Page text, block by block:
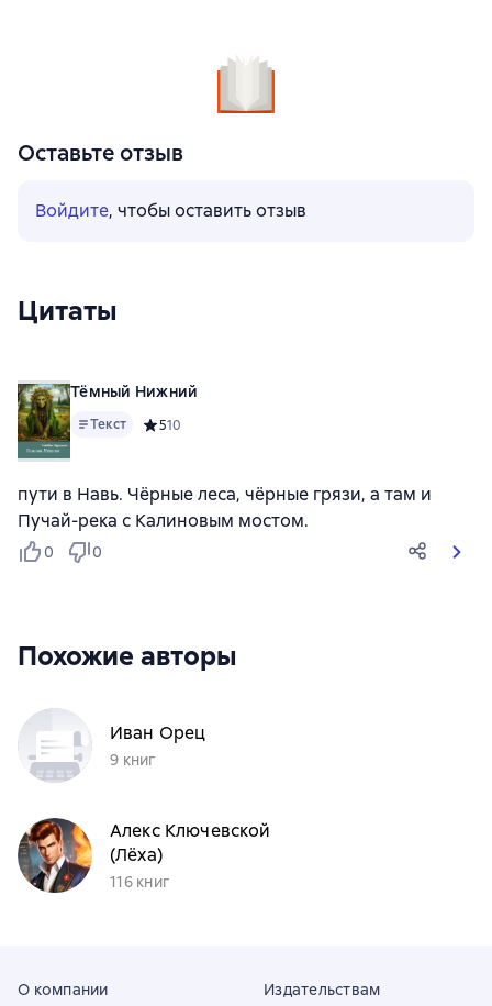
Оставьте отзыв
Войдите, чтобы оставить отзыв
Цитаты
Тёмный Нижний
Текст Средний рейтинг 5 на основе 10 оценок
510
пути в Навь. Чёрные леса, чёрные грязи, а там и
Пучай-река с Калиновым мостом.
0 0
Похожие авторы
Иван Орец
9 книг
Алекс Ключевской
(Лёха)
116 книг
О компании
Издательствам